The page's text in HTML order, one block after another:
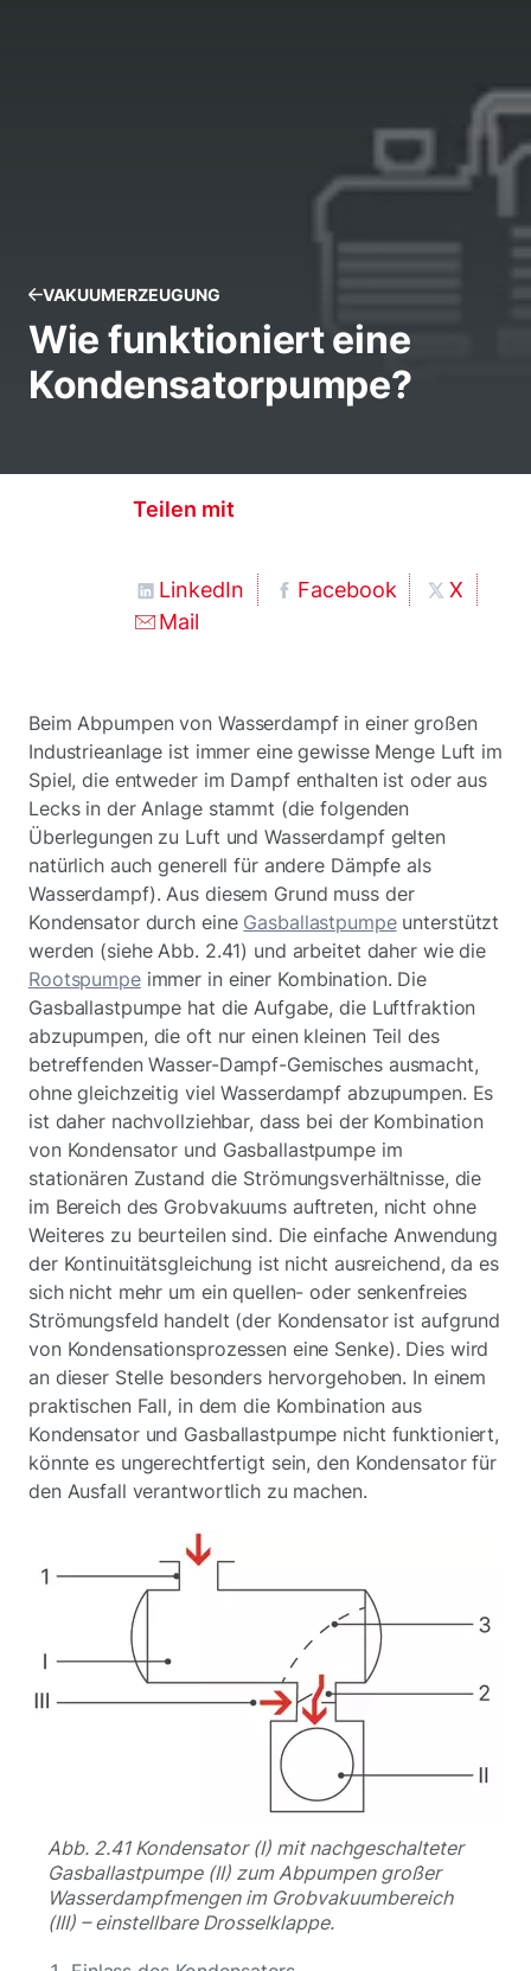
VAKUUMERZEUGUNG
Wie funktioniert eine
Kondensatorpumpe?
Teilen mit
LinkedIn Facebook
X
Mail
Beim Abpumpen von Wasserdampf in einer großen
Industrieanlage ist immer eine gewisse Menge Luft im
Spiel, die entweder im Dampf enthalten ist oder aus
Lecks in der Anlage stammt (die folgenden
Überlegungen zu Luft und Wasserdampf gelten
natürlich auch generell für andere Dämpfe als
Wasserdampf). Aus diesem Grund muss der
Kondensator durch eine Gasballastpumpeunterstützt
werden (siehe Abb. 2.41) und arbeitet daher wie die
Rootspumpeimmer in einer Kombination. Die
Gasballastpumpe hat die Aufgabe, die Luftfraktion
abzupumpen, die oft nur einen kleinen Teil des
betreffenden Wasser-Dampf-Gemisches ausmacht,
ohne gleichzeitig viel Wasserdampf abzupumpen. Es
ist daher nachvollziehbar, dass bei der Kombination
von Kondensator und Gasballastpumpe im
stationären Zustand die Strömungsverhältnisse, die
im Bereich des Grobvakuums auftreten, nicht ohne
Weiteres zu beurteilen sind. Die einfache Anwendung
der Kontinuitätsgleichung ist nicht ausreichend, da es
sich nicht mehr um ein quellen- oder senkenfreies
Strömungsfeld handelt (der Kondensator ist aufgrund
von Kondensationsprozessen eine Senke). Dies wird
an dieser Stelle besonders hervorgehoben. In einem
praktischen Fall, in dem die Kombination aus
Kondensator und Gasballastpumpe nicht funktioniert,
könnte es ungerechtfertigt sein, den Kondensator für
den Ausfall verantwortlich zu machen.
Abb. 2.41 Kondensator (I) mit nachgeschalteter
Gasballastpumpe (II) zum Abpumpen großer
Wasserdampfmengen im Grobvakuumbereich
(III) – einstellbare Drosselklappe.